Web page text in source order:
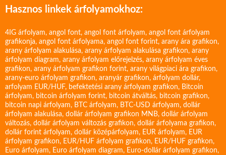
Hasznos linkek árfolyamokhoz:
4IG árfolyam, angol font, angol font árfolyam, angol font árfolyam
grafikonja, angol font árfolyama, angol font forint, arany ára grafikon,
arany árfolyam alakulása, arany árfolyam alakulása grafikon, arany
árfolyam diagram, arany árfolyam előrejelzés, arany árfolyam éves
grafikon, arany árfolyam grafikon forint, arany világpiaci ára grafikon,
arany-euro árfolyam grafikon, aranyár grafikon, árfolyam dollár,
arfolyam EUR/HUF, befektetési arany árfolyam grafikon, Bitcoin
árfolyam, bitcoin árfolyam forint, bitcoin átváltás, bitcoin grafikon,
bitcoin napi árfolyam, BTC árfolyam, BTC-USD árfolyam, dollár
árfolyam alakulása, dollár árfolyam grafikon MNB, dollár árfolyam
változás, dollár árfolyam változás grafikon, dollár árfolyama grafikon,
dollár forint árfolyam, dollár középárfolyam, EUR árfolyam, EUR
árfolyam grafikon, EUR/HUF árfolyam grafikon, EUR/HUF grafikon,
Euro árfolyam, Euro árfolyam diagram, Euro-dollár árfolyam grafikon,